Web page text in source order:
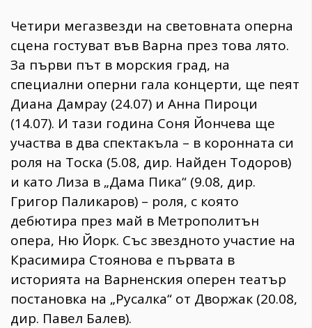
Четири мегазвезди на световната оперна
сцена гостуват във Варна през това лято.
За първи път в морския град, на
специални оперни гала концерти, ще пеят
Диана Дамрау (24.07) и Анна Пироци
(14.07). И тази година Соня Йончева ще
участва в два спектакъла – в коронната си
роля на Тоска (5.08, дир. Найден Тодоров)
и като Лиза в „Дама Пика“ (9.08, дир.
Григор Паликаров) – роля, с която
дебютира през май в Метрополитън
опера, Ню Йорк. Със звездното участие на
Красимира Стоянова е първата в
историята на Варненския оперен театър
постановка на „Русалка“ от Дворжак (20.08,
дир. Павел Балев).